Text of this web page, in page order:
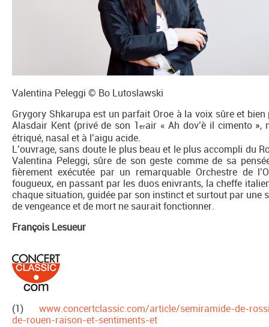
Valentina Peleggi © Bo Lutoslawski
Grygory Shkarupa est un parfait Oroe à la voix sûre et
Alasdair Kent (privé de son 1 erair « Ah dov’è il cimento
étriqué, nasal et à l’aigu acide.
L’ouvrage, sans doute le plus beau et le plus accompli du
Valentina Peleggi, sûre de son geste comme de sa
fièrement exécutée par un remarquable Orchestre de
fougueux, en passant par les duos enivrants, la cheffe
chaque situation, guidée par son instinct et surtout par une
de vengeance et de mort ne saurait fonctionner.
François Lesueur
(1) www.concertclassic.com/article/semiramide-de-
de-rouen-raison-et-sentiments-et